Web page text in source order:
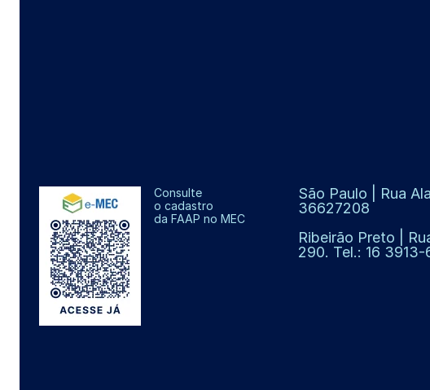
Consulte
o cadastro
da FAAP no MEC
São Paulo | Rua
36627208
Ribeirão Preto |
290. Tel.: 16